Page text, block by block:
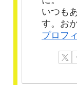
いつも
す。お
プロフ